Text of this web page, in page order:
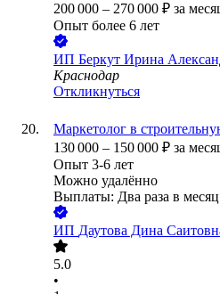
200 000 – 270 000 ₽ за
Опыт более 6 лет
ИП Беркут Ирина
Краснодар
Откликнуться
Маркетолог в
130 000 – 150 000 ₽ за
Опыт 3-6 лет
Можно удалённо
Выплаты: Два раза в месяц
ИП Даутова Дина
5.0
•